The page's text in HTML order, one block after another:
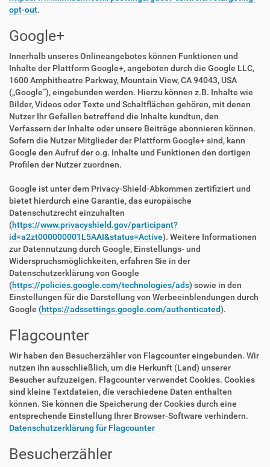
opt-out.
Google+
Innerhalb unseres Onlineangebotes können Funktionen und
Inhalte der Plattform Google+, angeboten durch die Google LLC,
1600 Amphitheatre Parkway, Mountain View, CA 94043, USA
(„Google“), eingebunden werden. Hierzu können z.B. Inhalte wie
Bilder, Videos oder Texte und Schaltflächen gehören, mit denen
Nutzer Ihr Gefallen betreffend die Inhalte kundtun, den
Verfassern der Inhalte oder unsere Beiträge abonnieren können.
Sofern die Nutzer Mitglieder der Plattform Google+ sind, kann
Google den Aufruf der o.g. Inhalte und Funktionen den dortigen
Profilen der Nutzer zuordnen.
Google ist unter dem Privacy-Shield-Abkommen zertifiziert und
bietet hierdurch eine Garantie, das europäische
Datenschutzrecht einzuhalten
(https://www.privacyshield.gov/participant?
id=a2zt000000001L5AAI&status=Active). Weitere Informationen
zur Datennutzung durch Google, Einstellungs- und
Widerspruchsmöglichkeiten, erfahren Sie in der
Datenschutzerklärung von Google
(https://policies.google.com/technologies/ads) sowie in den
Einstellungen für die Darstellung von Werbeeinblendungen durch
Google (https://adssettings.google.com/authenticated).
Flagcounter
Wir haben den Besucherzähler von Flagcounter eingebunden. Wir
nutzen ihn ausschließlich, um die Herkunft (Land) unserer
Besucher aufzuzeigen. Flagcounter verwendet Cookies. Cookies
sind kleine Textdateien, die verschiedene Daten enthalten
können. Sie können die Speicherung der Cookies durch eine
entsprechende Einstellung Ihrer Browser-Software verhindern.
Datenschutzerklärung für Flagcounter
Besucherzähler